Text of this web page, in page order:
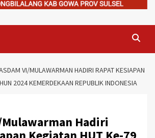
VI/MULAWARMAN HADIRI RAPAT KESIAPAN
2024 KEMERDEKAAN REPUBLIK INDONESIA
Mulawarman Hadiri